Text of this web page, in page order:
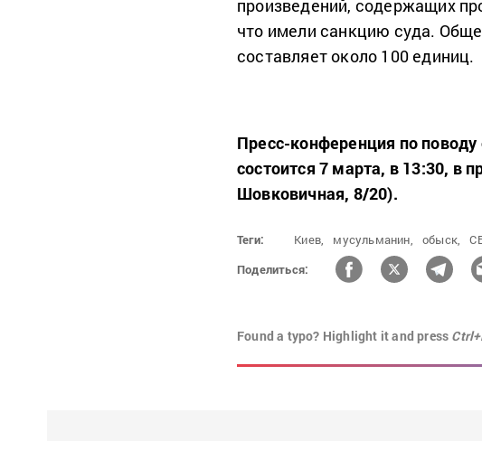
произведений, содержащих
что имели санкцию суда.
составляет около 100 единиц.
Пресс-конференция по
состоится 7 марта, в 13:30, в
Шовковичная, 8/20).
Теги: Киев, мусульманин, обыск,
Поделиться:
Found a typo? Highlight it and press